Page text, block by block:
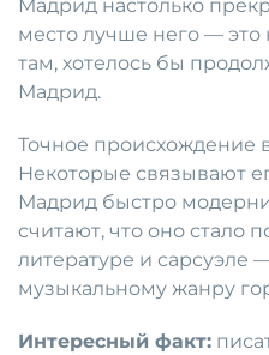
Мадрид настолько
место лучше него —
там, хотелось бы
Мадрид.
Точное происхождение
Некоторые связывают
Мадрид быстро
считают, что оно стало
литературе и сарсуэле
музыкальному жанру
Интересный факт: